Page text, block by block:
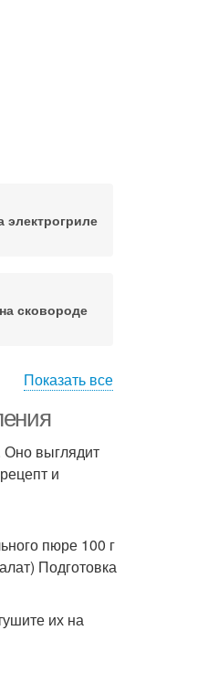
электрогриле
сковороде
Показать все
выглядит
и
пюре 100 г
Подготовка
их на